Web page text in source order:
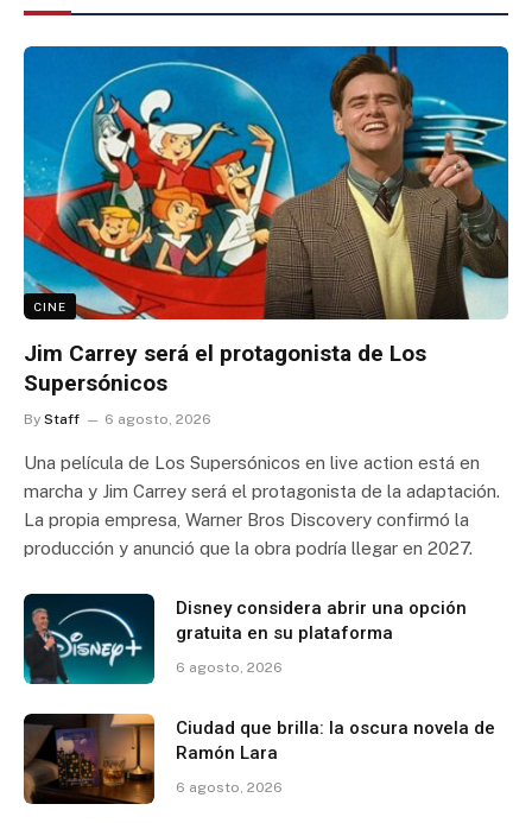
CINE
Jim Carrey será el protagonista de Los
Supersónicos
By Staff 6 agosto, 2026
Una película de Los Supersónicos en live action está en
marcha y Jim Carrey será el protagonista de la adaptación.
La propia empresa, Warner Bros Discovery confirmó la
producción y anunció que la obra podría llegar en 2027.
Disney considera abrir una opción
gratuita en su plataforma
6 agosto, 2026
Ciudad que brilla: la oscura novela de
Ramón Lara
6 agosto, 2026